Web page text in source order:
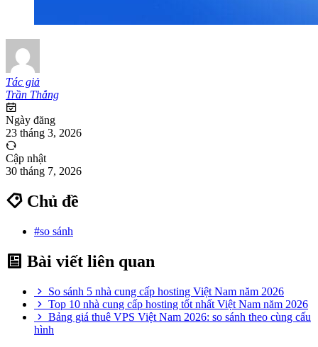
Tác giả
Trần Thắng
Ngày đăng
23 tháng 3, 2026
Cập nhật
30 tháng 7, 2026
Chủ đề
#so sánh
Bài viết liên quan
So sánh 5 nhà cung cấp hosting Việt Nam năm 2026
Top 10 nhà cung cấp hosting tốt nhất Việt Nam năm 2026
Bảng giá thuê VPS Việt Nam 2026: so sánh theo cùng cấu
hình